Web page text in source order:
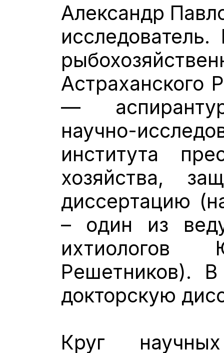
Александр
Астраханского
—
научно-
института
хозяйства,
диссертацию
– один из
ихтиологов
Решетников).
докторскую
Круг